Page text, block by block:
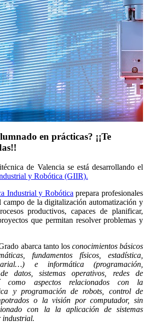
en prácticas? ¡¡Te
de Valencia se está desarrollando el
y Robótica (GIIR).
Industrial y Robótica prepara profesionales
campo de la digitalización automatización y
productivos, capaces de planificar,
que permitan resolver problemas y
abarca tanto los conocimientos básicos
fundamentos físicos, estadística,
e informática (programación,
datos, sistemas operativos, redes de
como aspectos relacionados con la
y programación de robots, control de
o la visión por computador, sin
con la la aplicación de sistemas
industrial.